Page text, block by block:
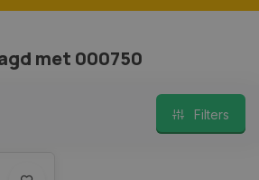
met 000750
Filters